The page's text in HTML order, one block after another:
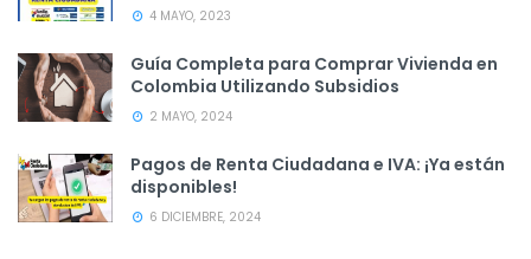
4 MAYO, 2023
Guía Completa para Comprar Vivienda en
Colombia Utilizando Subsidios
2 MAYO, 2024
Pagos de Renta Ciudadana e IVA: ¡Ya están
disponibles!
6 DICIEMBRE, 2024